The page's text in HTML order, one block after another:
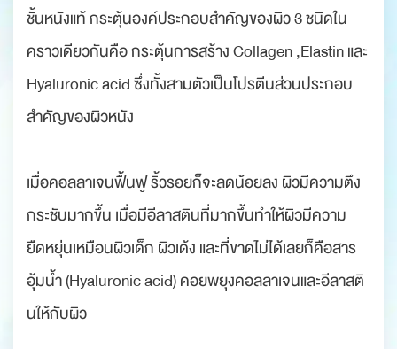
ชั้นหนังแท้ กระตุ้นองค์ประกอบสำคัญของผิว 3 ชนิดใน
คราวเดียวกันคือ กระตุ้นการสร้าง Collagen ,Elastin และ
Hyaluronic acid ซึ่งทั้งสามตัวเป็นโปรตีนส่วนประกอบ
สำคัญของผิวหนัง
เมื่อคอลลาเจนฟื้นฟู ริ้วรอยก็จะลดน้อยลง ผิวมีความตึง
กระชับมากขึ้น เมื่อมีอีลาสตินที่มากขึ้นทำให้ผิวมีความ
ยืดหยุ่นเหมือนผิวเด็ก ผิวเด้ง และที่ขาดไม่ได้เลยก็คือสาร
อุ้มน้ำ (Hyaluronic acid) คอยพยุงคอลลาเจนและอีลาสติ
นให้กับผิว